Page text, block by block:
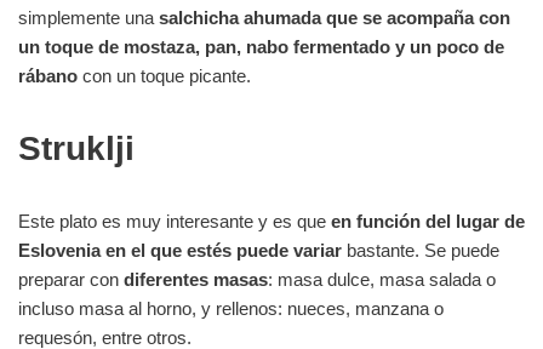
simplemente una salchicha ahumada que se acompaña con
un toque de mostaza, pan, nabo fermentado y un poco de
rábano con un toque picante.
Struklji
Este plato es muy interesante y es que en función del lugar de
Eslovenia en el que estés puede variar bastante. Se puede
preparar con diferentes masas: masa dulce, masa salada o
incluso masa al horno, y rellenos: nueces, manzana o
requesón, entre otros.